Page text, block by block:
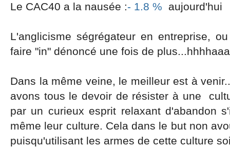
Le CAC40 a la nausée :- 1.8 % aujourd'hui
L'anglicisme ségrégateur en entreprise,
faire "in" dénoncé une fois de
Dans la même veine, le meilleur est à
avons tous le devoir de résister à une
par un curieux esprit relaxant d'abandon
même leur culture. Cela dans le but non
puisqu'utilisant les armes de cette culture